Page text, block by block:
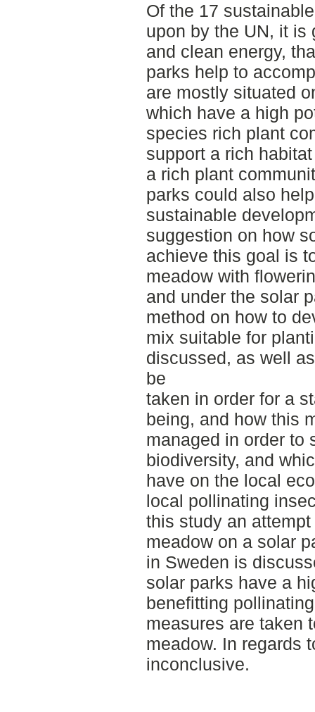
Of the 17
upon by the UN, it is
and clean energy,
parks help to
are mostly situated
which have a high
species rich plant
support a rich
a rich plant
parks could also
sustainable
suggestion on how
achieve this goal is
meadow with
and under the solar
method on how to
mix suitable for
discussed, as well
be
taken in order for a
being, and how this
managed in order to
biodiversity, and
have on the local
local pollinating
this study an
meadow on a solar
in Sweden is
solar parks have a
benefitting
measures are taken
meadow. In regards
inconclusive.